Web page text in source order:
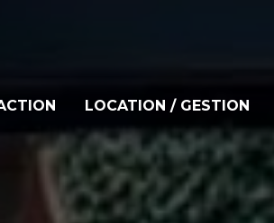
LOCATION / GESTION